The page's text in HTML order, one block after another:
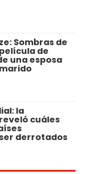
Sombras de
de
una esposa
la
cuáles
derrotados